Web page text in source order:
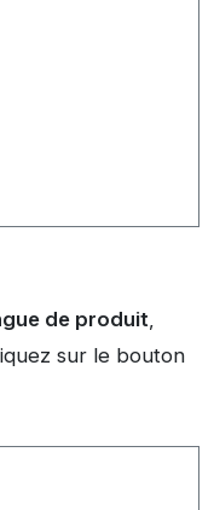
de produit,
sur le bouton